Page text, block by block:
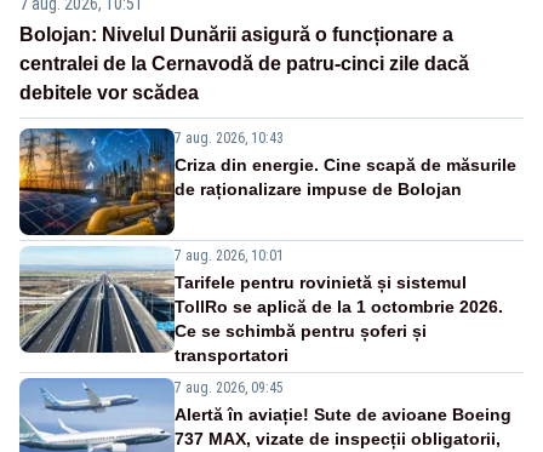
Bolojan: Nivelul Dunării asigură o funcționare a
centralei de la Cernavodă de patru-cinci zile dacă
debitele vor scădea
7 aug. 2026, 10:43
Criza din energie. Cine scapă de măsurile
de raționalizare impuse de Bolojan
7 aug. 2026, 10:01
Tarifele pentru rovinietă și sistemul
TollRo se aplică de la 1 octombrie 2026.
Ce se schimbă pentru șoferi și
transportatori
7 aug. 2026, 09:45
Alertă în aviație! Sute de avioane Boeing
737 MAX, vizate de inspecții obligatorii,